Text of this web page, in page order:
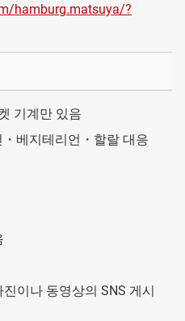
hamburg.matsuya/?
기계만 있음
베지테리언・할랄 대응
이나 동영상의 SNS 게시